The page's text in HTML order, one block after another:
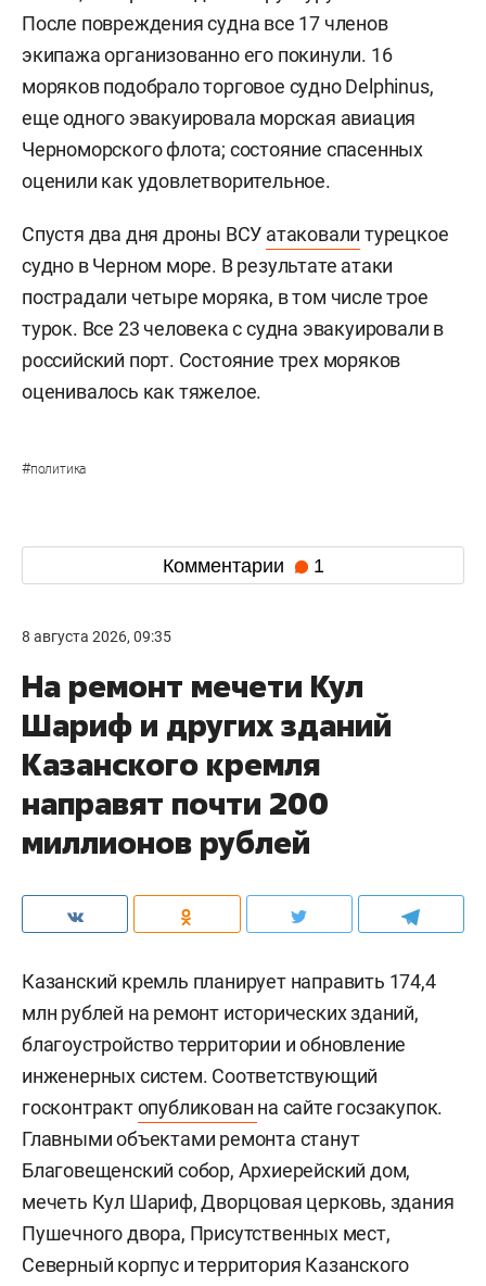
После повреждения судна все 17 членов
экипажа организованно его покинули. 16
моряков подобрало торговое судно Delphinus,
еще одного эвакуировала морская авиация
Черноморского флота; состояние спасенных
оценили как удовлетворительное.
Спустя два дня дроны ВСУ атаковали турецкое
судно в Черном море. В результате атаки
пострадали четыре моряка, в том числе трое
турок. Все 23 человека с судна эвакуировали в
российский порт. Состояние трех моряков
оценивалось как тяжелое.
#политика
Комментарии 1
8 августа 2026, 09:35
На ремонт мечети Кул
Шариф и других зданий
Казанского кремля
направят почти 200
миллионов рублей
Казанский кремль планирует направить 174,4
млн рублей на ремонт исторических зданий,
благоустройство территории и обновление
инженерных систем. Соответствующий
госконтрактопубликован на сайте госзакупок.
Главными объектами ремонта станут
Благовещенский собор, Архиерейский дом,
мечеть Кул Шариф, Дворцовая церковь, здания
Пушечного двора, Присутственных мест,
Северный корпус и территория Казанского